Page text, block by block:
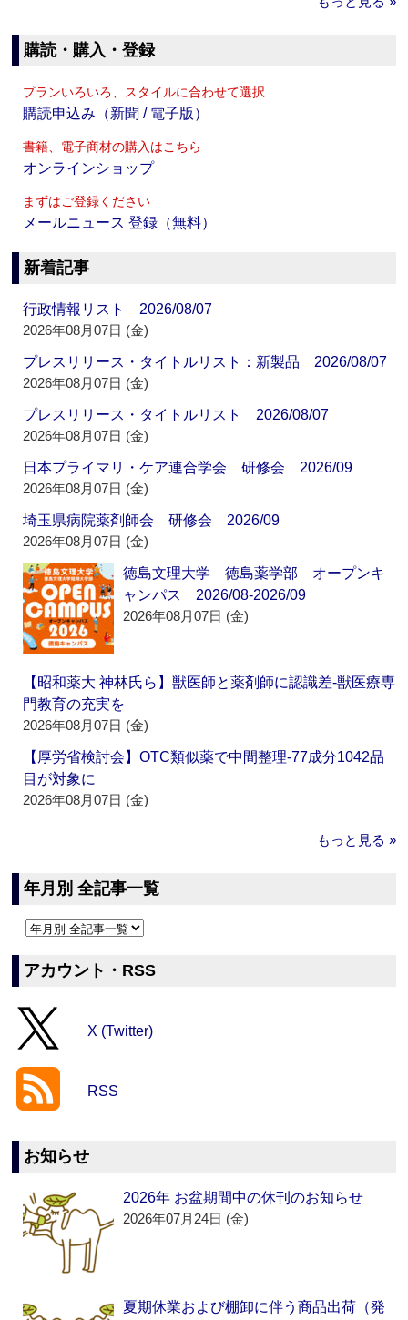
購読・購入・登録
プランいろいろ、スタイルに合わせて選択
購読申込み（新聞 / 電子版）
書籍、電子商材の購入はこちら
オンラインショップ
まずはご登録ください
メールニュース 登録（無料）
新着記事
行政情報リスト 2026/08/07
2026年08月07日 (金)
プレスリリース・タイトルリスト：新製品 2026/08/07
2026年08月07日 (金)
プレスリリース・タイトルリスト 2026/08/07
2026年08月07日 (金)
日本プライマリ・ケア連合学会 研修会 2026/09
2026年08月07日 (金)
埼玉県病院薬剤師会 研修会 2026/09
2026年08月07日 (金)
徳島文理大学 徳島薬学部 オープンキ
ャンパス 2026/08-2026/09
2026年08月07日 (金)
【昭和薬大 神林氏ら】獣医師と薬剤師に認識差‐獣医療専
門教育の充実を
2026年08月07日 (金)
【厚労省検討会】OTC類似薬で中間整理‐77成分1042品
目が対象に
2026年08月07日 (金)
もっと見る »
年月別 全記事一覧
アカウント・RSS
X (Twitter)
RSS
お知らせ
2026年 お盆期間中の休刊のお知らせ
2026年07月24日 (金)
夏期休業および棚卸に伴う商品出荷（発